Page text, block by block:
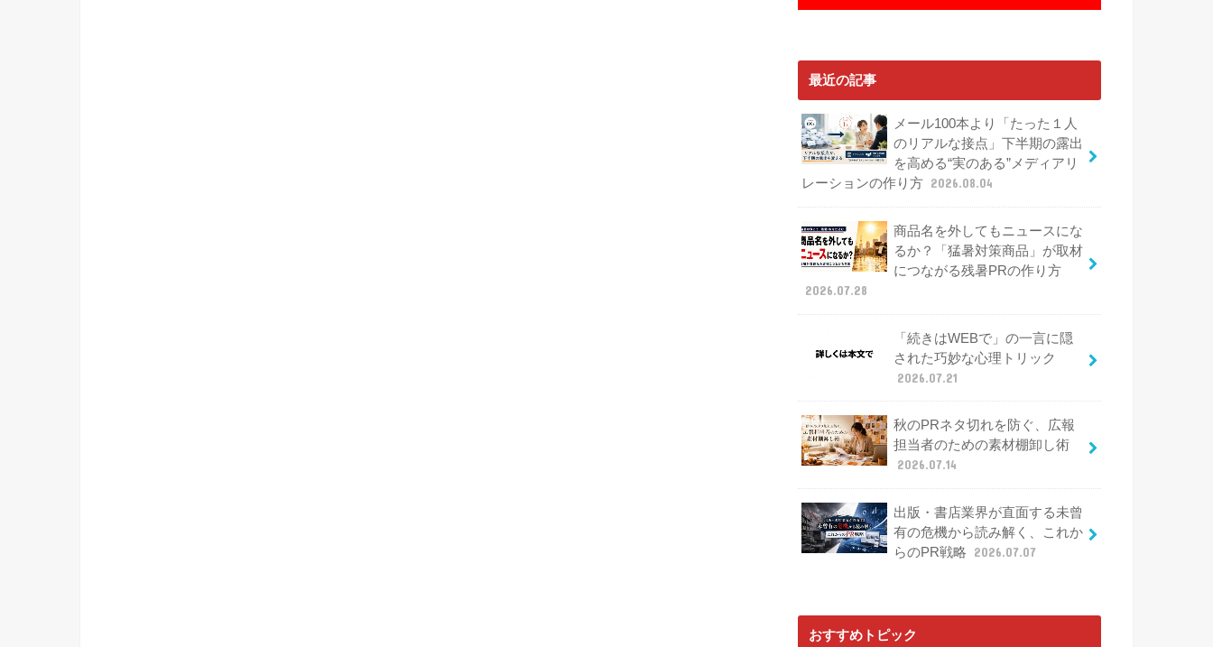
最近の記事
メール100本より「たった１人
のリアルな接点」下半期の露出
を高める“実のある”メディアリ
レーションの作り方 2026.08.04
商品名を外してもニュースにな
るか？「猛暑対策商品」が取材
につながる残暑PRの作り方
2026.07.28
「続きはWEBで」の一言に隠
された巧妙な心理トリック
2026.07.21
秋のPRネタ切れを防ぐ、広報
担当者のための素材棚卸し術
2026.07.14
出版・書店業界が直面する未曾
有の危機から読み解く、これか
らのPR戦略
2026.07.07
おすすめトピック